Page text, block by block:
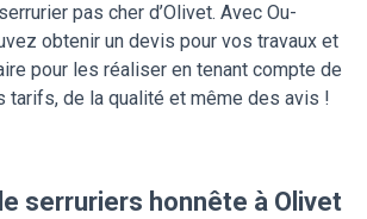
pas cher d’Olivet. Avec Ou-
obtenir un devis pour vos travaux et
pour les réaliser en tenant compte de
tarifs, de la qualité et même des avis !
serruriers honnête à Olivet